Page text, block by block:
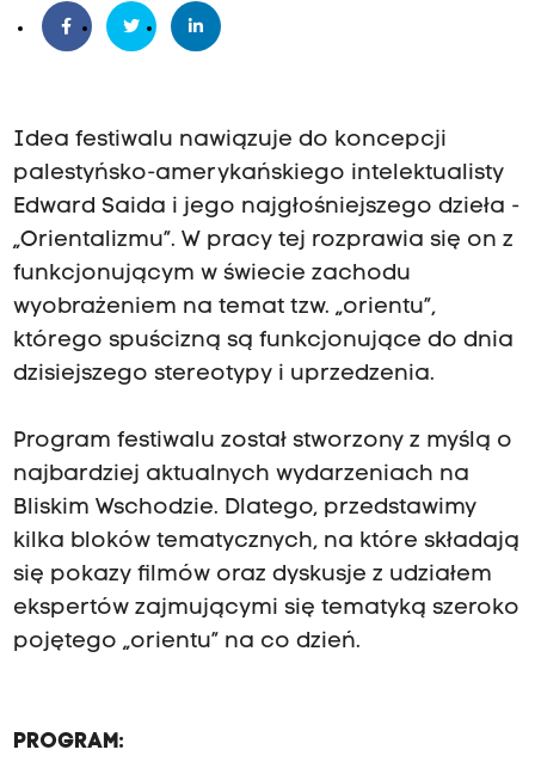
Idea festiwalu nawiązuje do koncepcji
palestyńsko-amerykańskiego intelektualisty
Edward Saida i jego najgłośniejszego dzieła -
„Orientalizmu”. W pracy tej rozprawia się on z
funkcjonującym w świecie zachodu
wyobrażeniem na temat tzw. „orientu”,
którego spuścizną są funkcjonujące do dnia
dzisiejszego stereotypy i uprzedzenia.
Program festiwalu został stworzony z myślą o
najbardziej aktualnych wydarzeniach na
Bliskim Wschodzie. Dlatego, przedstawimy
kilka bloków tematycznych, na które składają
się pokazy filmów oraz dyskusje z udziałem
ekspertów zajmującymi się tematyką szeroko
pojętego „orientu” na co dzień.
PROGRAM: